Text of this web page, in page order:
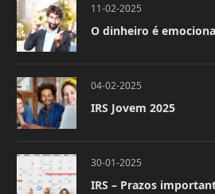
11-02-2025
O dinheiro é
04-02-2025
IRS Jovem 2025
30-01-2025
IRS – Prazos